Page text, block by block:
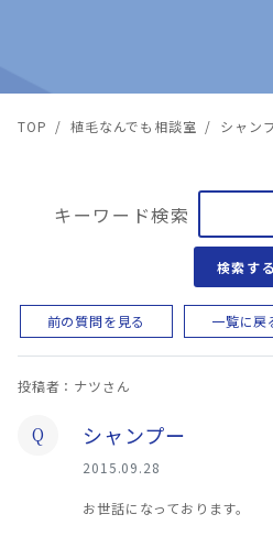
TOP / 植毛なんでも相談室 / シャン
キーワード検索
検索する
前の質問を見る 一覧に戻
投稿者：ナツさん
Q シャンプー
2015.09.28
お世話になっております。